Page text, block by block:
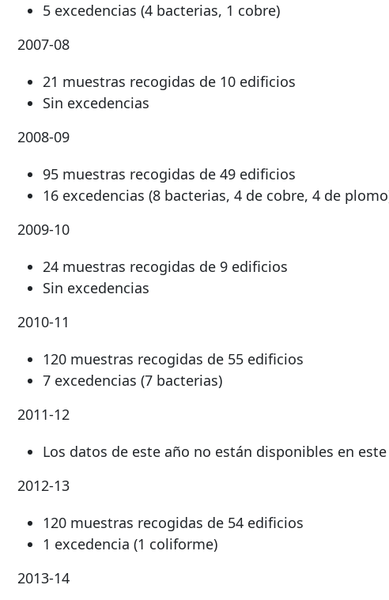
5 excedencias (4 bacterias, 1 cobre)
2007-08
21 muestras recogidas de 10 edificios
Sin excedencias
2008-09
95 muestras recogidas de 49 edificios
16 excedencias (8 bacterias, 4 de cobre, 4 de
2009-10
24 muestras recogidas de 9 edificios
Sin excedencias
2010-11
120 muestras recogidas de 55 edificios
7 excedencias (7 bacterias)
2011-12
Los datos de este año no están disponibles en
2012-13
120 muestras recogidas de 54 edificios
1 excedencia (1 coliforme)
2013-14